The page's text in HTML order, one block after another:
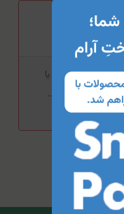
لاکچری کوین
هرگونه التهاب یا
خود مشورت نمایید.